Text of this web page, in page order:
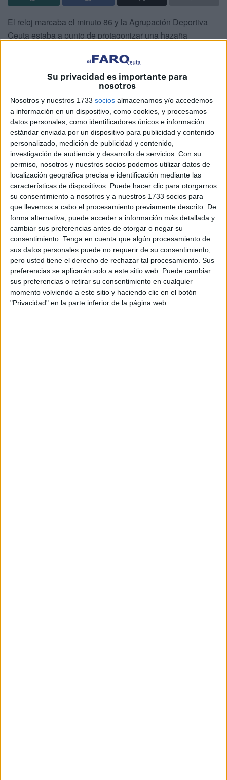
Su privacidad es importante para
nosotros
Nosotros y nuestros 1733 socios almacenamos y/o accedemos
a información en un dispositivo, como cookies, y procesamos
datos personales, como identificadores únicos e información
estándar enviada por un dispositivo para publicidad y contenido
personalizado, medición de publicidad y contenido,
investigación de audiencia y desarrollo de servicios. Con su
permiso, nosotros y nuestros socios podemos utilizar datos de
localización geográfica precisa e identificación mediante las
características de dispositivos. Puede hacer clic para otorgarnos
su consentimiento a nosotros y a nuestros 1733 socios para
que llevemos a cabo el procesamiento previamente descrito. De
forma alternativa, puede acceder a información más detallada y
cambiar sus preferencias antes de otorgar o negar su
consentimiento. Tenga en cuenta que algún procesamiento de
sus datos personales puede no requerir de su consentimiento,
pero usted tiene el derecho de rechazar tal procesamiento. Sus
preferencias se aplicarán solo a este sitio web. Puede cambiar
sus preferencias o retirar su consentimiento en cualquier
momento volviendo a este sitio y haciendo clic en el botón
"Privacidad" en la parte inferior de la página web.
El reloj marcaba el minuto 86 y la Agrupación Deportiva
Ceuta estaba a punto de protagonizar una hazaña
tras más de 45 años de ausencia.
Hoy justo hace un año desde que los de José Juan
Romero culminaron una temporada antológica en la
Primera Federación, consiguiendo elascenso a Segunda
División por la vía directa.
Han pasado 365 días de aquella tarde inolvidable en la
que losblanquinegros derrotaron al Fuenlabrada,
logrando algo que era impensable: que el ‘Murube’
volviese a los grandes focos del fútbol español.
Un Fuenlabrada rocoso